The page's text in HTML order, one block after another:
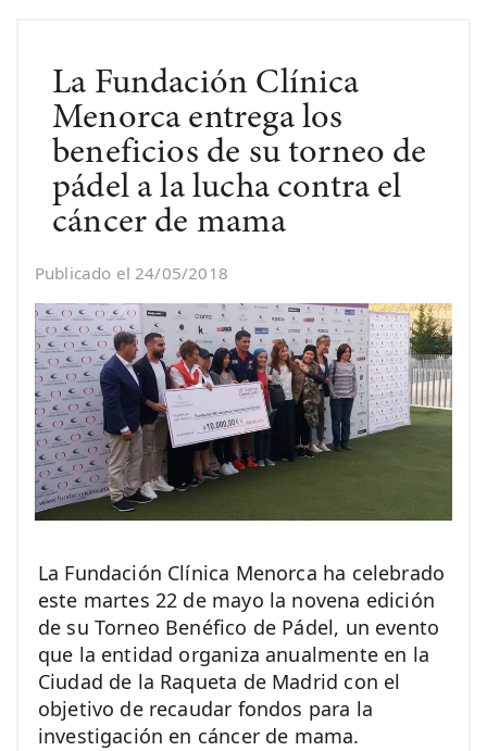
La Fundación Clínica
Menorca entrega los
beneficios de su torneo de
pádel a la lucha contra el
cáncer de mama
Publicado el 24/05/2018
La Fundación Clínica Menorca ha celebrado
este martes 22 de mayo la novena edición
de su Torneo Benéfico de Pádel, un evento
que la entidad organiza anualmente en la
Ciudad de la Raqueta de Madrid con el
objetivo de recaudar fondos para la
investigación en cáncer de mama.